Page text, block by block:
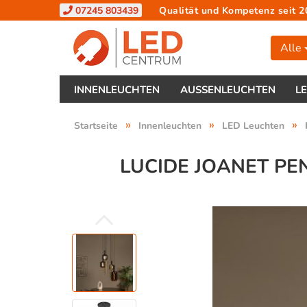
07245 803439 Qualität und Kompetenz seit
Alle
INNENLEUCHTEN AUSSENLEUCHTEN
Startseite » Innenleuchten » LED Leuchten »
LUCIDE JOANET